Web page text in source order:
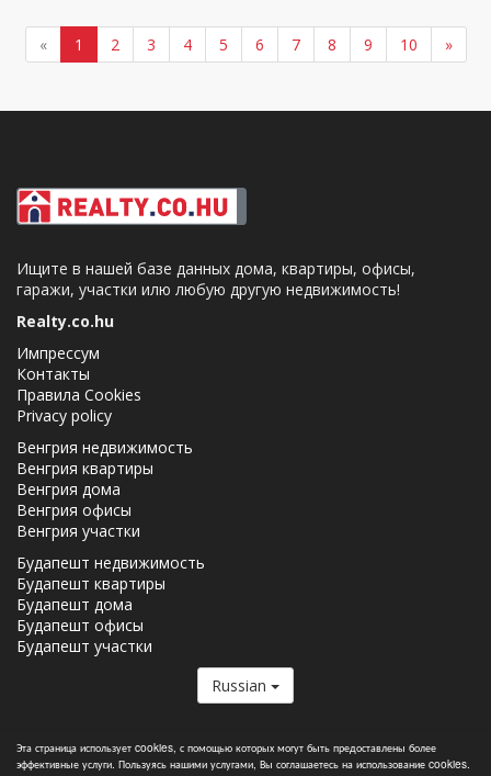
Эта страница использует cookies, с помощью которых могут быть предоставлены более
эффективные услуги. Пользуясь нашими услугами, Вы соглашаетесь на использование cookies.
« 1 2 3 4 5 6 7 8 9 10 »
Ищите в нашей базе данных дома, квартиры, офисы,
гаражи, участки илю любую другую недвижимость!
Realty.co.hu
Импрессум
Контакты
Правила Cookies
Privacy policy
Венгрия недвижимость
Венгрия квартиры
Венгрия дома
Венгрия офисы
Венгрия участки
Будапешт недвижимость
Будапешт квартиры
Будапешт дома
Будапешт офисы
Будапешт участки
Russian
Realty.co.hu членReal Estate Group.